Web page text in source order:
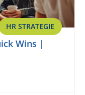
HR STRATEGIE
Wins |